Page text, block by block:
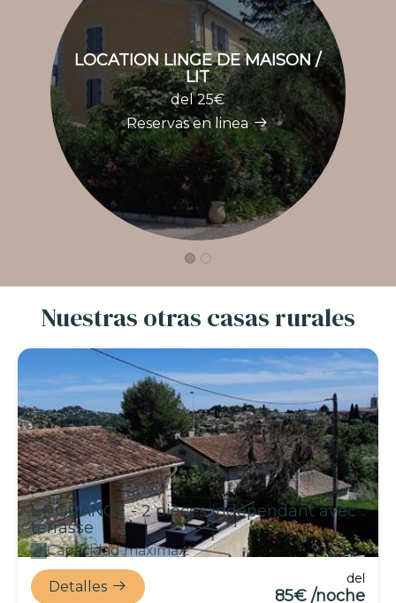
LOCATION LINGE DE MAISON /
LIT
del 25€
Reservas en linea
Nuestras otras casas rurales
LA GRANGE - 2 pièces indépendant avec
terrasse
Capacidad máxima:2
Detalles
del
85€ /noche